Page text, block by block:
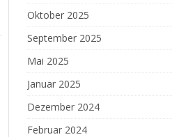
Oktober 2025
September 2025
Mai 2025
Januar 2025
Dezember 2024
Februar 2024